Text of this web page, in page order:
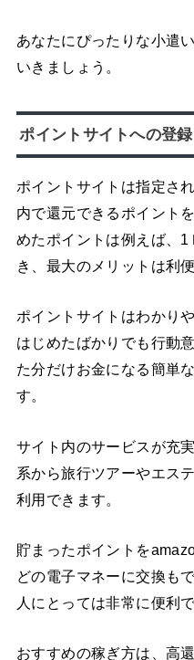
あなたにぴったりな小遣
いきましょう。
ポイントサイトへの登録
ポイントサイトは指定さ
内で還元できるポイント
めたポイントは例えば、
き、最大のメリットは利便
ポイントサイトはわかり
はじめたばかりでも行動
た分だけお金になる簡単
す。
サイト内のサービスが充
系から旅行ツアーやエス
利用できます。
貯まったポイントを
どの電子マネーに交換も
人にとっては非常に便利で
おすすめの稼ぎ方は、高